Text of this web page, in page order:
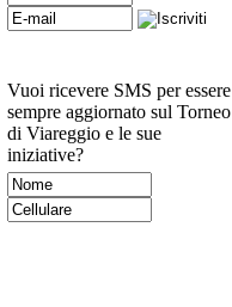
Vuoi ricevere SMS per essere
sempre aggiornato sul Torneo
di Viareggio e le sue
iniziative?